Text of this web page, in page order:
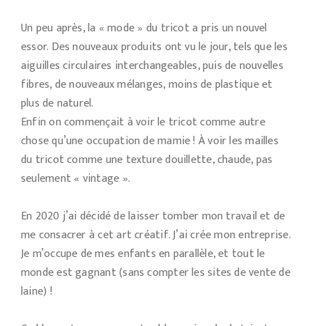
Un peu après, la « mode » du tricot a pris un nouvel
essor. Des nouveaux produits ont vu le jour, tels que les
aiguilles circulaires interchangeables, puis de nouvelles
fibres, de nouveaux mélanges, moins de plastique et
plus de naturel.
Enfin on commençait à voir le tricot comme autre
chose qu’une occupation de mamie ! À voir les mailles
du tricot comme une texture douillette, chaude, pas
seulement « vintage ».
En 2020 j’ai décidé de laisser tomber mon travail et de
me consacrer à cet art créatif. J’ai crée mon entreprise.
Je m’occupe de mes enfants en parallèle, et tout le
monde est gagnant (sans compter les sites de vente de
laine) !